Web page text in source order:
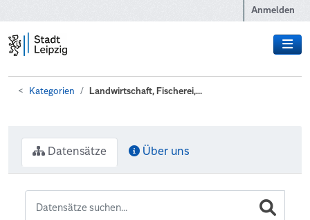
Anmelden
Kategorien Landwirtschaft, Fischerei,...
Datensätze Über uns